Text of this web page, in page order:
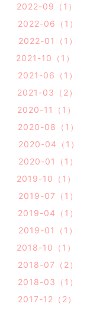
2022-09（1）
2022-06（1）
2022-01（1）
2021-10（1）
2021-06（1）
2021-03（2）
2020-11（1）
2020-08（1）
2020-04（1）
2020-01（1）
2019-10（1）
2019-07（1）
2019-04（1）
2019-01（1）
2018-10（1）
2018-07（2）
2018-03（1）
2017-12（2）